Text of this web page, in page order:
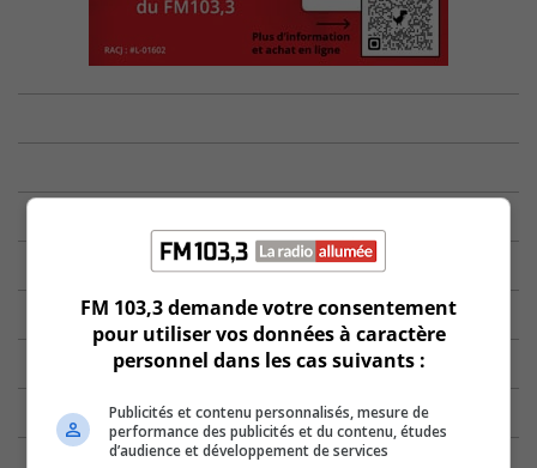
FM 103,3 demande votre consentement
pour utiliser vos données à caractère
personnel dans les cas suivants :
Publicités et contenu personnalisés, mesure de
performance des publicités et du contenu, études
d’audience et développement de services